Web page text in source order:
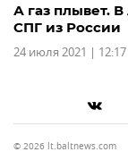
А газ плывет.
СПГ из России
24 июля 2021 | 12:17
© 2026 lt.baltnews.com